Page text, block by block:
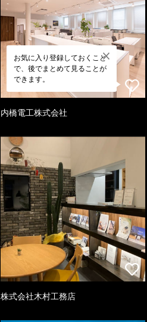
お気に入り登録しておくこと
で、後でまとめて見ることが
できます。
内橋電工株式会社
株式会社木村工務店